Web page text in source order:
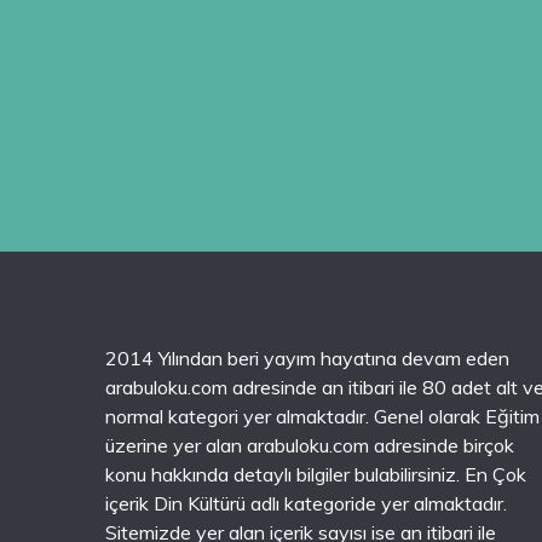
2014 Yılından beri yayım hayatına devam eden
arabuloku.com adresinde an itibari ile 80 adet alt
normal kategori yer almaktadır. Genel olarak Eğitim
üzerine yer alan arabuloku.com adresinde birçok
konu hakkında detaylı bilgiler bulabilirsiniz. En Çok
içerik Din Kültürü adlı kategoride yer almaktadır.
Sitemizde yer alan içerik sayısı ise an itibari ile